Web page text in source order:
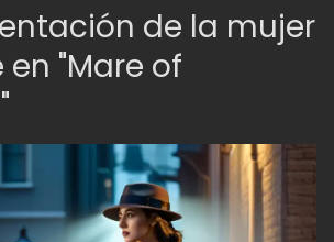
de la mujer
"Mare of